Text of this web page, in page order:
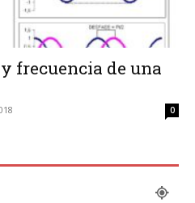
frecuencia de una
0